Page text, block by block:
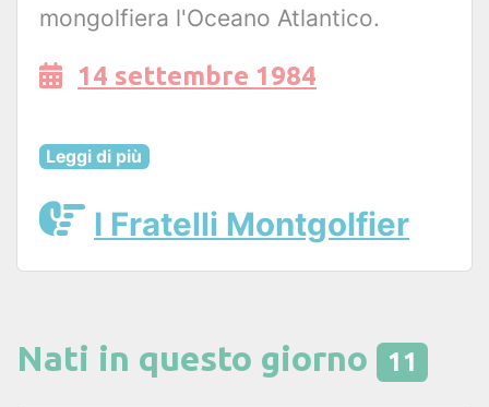
mongolfiera l'Oceano Atlantico.
14 settembre 1984
Leggi di più
I Fratelli Montgolfier
Nati in questo giorno 11